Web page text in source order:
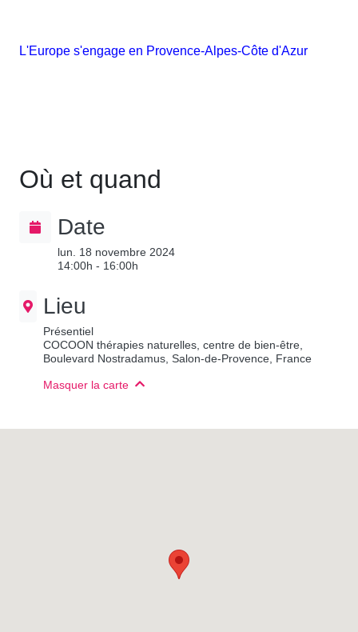
L'Europe s'engage en Provence-Alpes-Côte d'Azur
Où et quand
Date
lun. 18 novembre 2024
14:00h - 16:00h
Lieu
Présentiel
COCOON thérapies naturelles, centre de bien-être,
Boulevard Nostradamus, Salon-de-Provence, France
Masquer la carte